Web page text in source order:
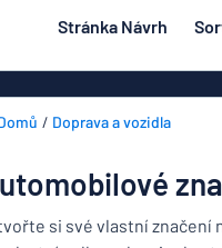
hlavní obsah
Stránka Návrh
Dvěře a poštovní
Dum a domácnost
Doprava a vozidla
Zpět na
navrhovat
Doprava a vozidla
si své vlastní značení